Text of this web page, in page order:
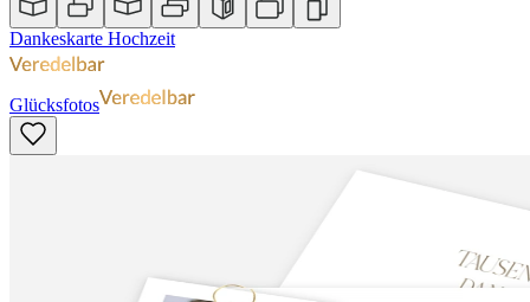
Dankeskarte Hochzeit
Glücksfotos